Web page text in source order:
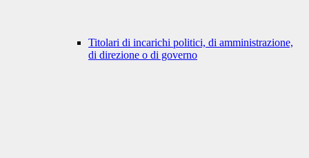
Titolari di incarichi politici, di amministrazione,
di direzione o di governo